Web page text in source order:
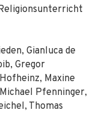
Gianluca de
Gregor
Maxine
Pfenninger,
Thomas